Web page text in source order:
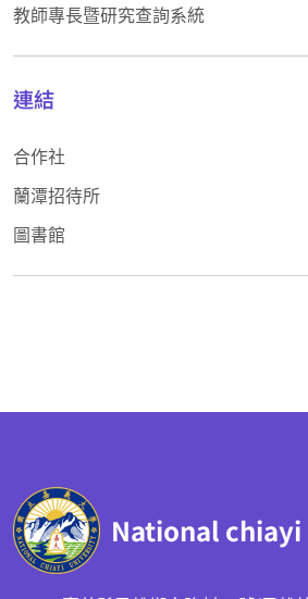
教師專長暨研究查詢系統
連結
合作社
蘭潭招待所
圖書館
National